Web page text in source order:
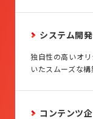
システム開発
独自性の高いオ
いたスムーズな構
コンテンツ